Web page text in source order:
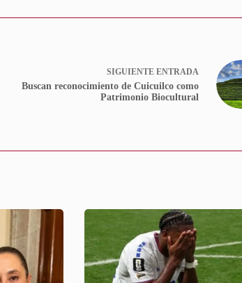
SIGUIENTE ENTRADA
Buscan reconocimiento de Cuicuilco como
Patrimonio Biocultural